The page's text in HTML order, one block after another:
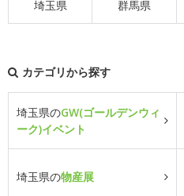
埼玉県 群馬県
カテゴリから探す
埼玉県のGW(ゴールデンウィ
ーク)イベント
埼玉県の物産展